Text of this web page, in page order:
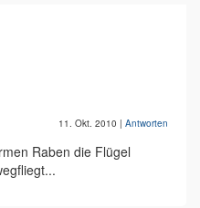
11. Okt. 2010 | Antworten
Raben die Flügel